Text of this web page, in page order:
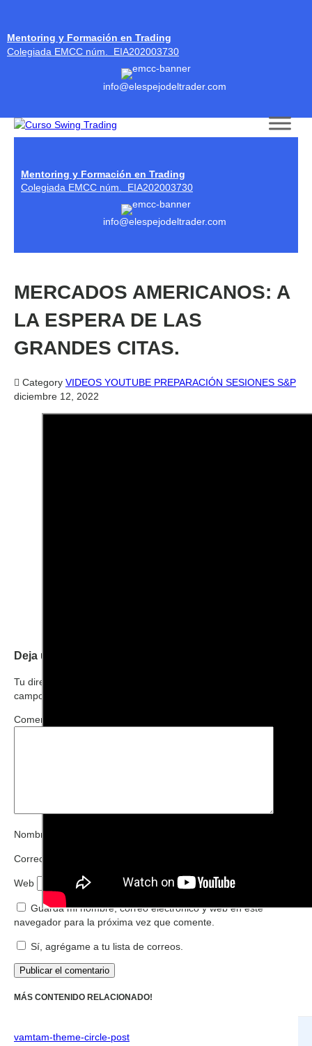
Mentoring y Formación en Trading
Colegiada EMCC núm. EIA202003730
info@elespejodeltrader.com
Mentoring y Formación en Trading
Colegiada EMCC núm. EIA202003730
info@elespejodeltrader.com
MERCADOS AMERICANOS: A
LA ESPERA DE LAS
GRANDES CITAS.
 Category VIDEOS YOUTUBE PREPARACIÓN SESIONES S&P
diciembre 12, 2022
Deja una respuesta
Tu dirección de correo electrónico no será publicada.
campos obligatorios están marcados con
Comentario
Nombre
Correo electrónico
Web
Guarda mi nombre, correo electrónico y web en este
navegador para la próxima vez que comente.
Sí, agrégame a tu lista de correos.
MÁS CONTENIDO RELACIONADO!
vamtam-theme-circle-post